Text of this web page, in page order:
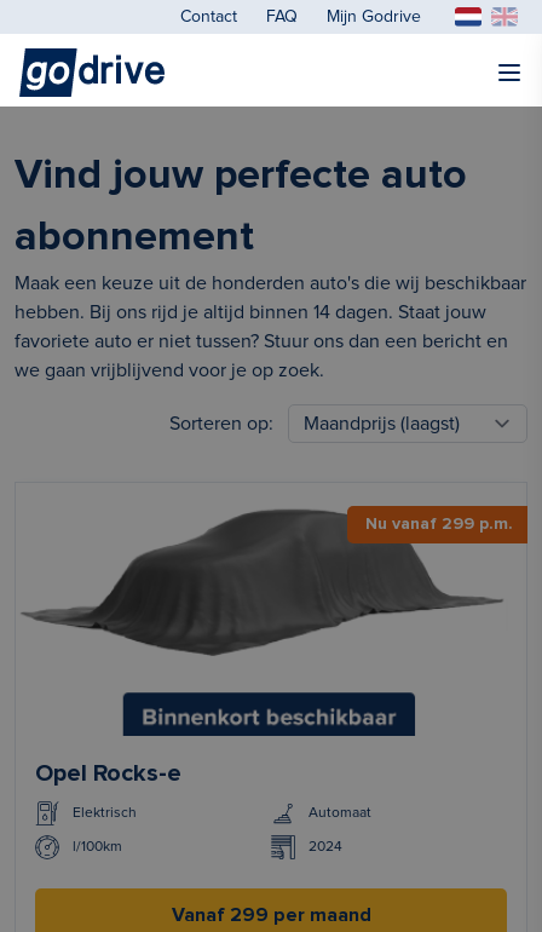
Contact FAQ Mijn Godrive
Vind jouw perfecte auto
abonnement
Maak een keuze uit de honderden auto's die wij beschikbaar
hebben. Bij ons rijd je altijd binnen 14 dagen. Staat jouw
favoriete auto er niet tussen? Stuur ons dan een bericht en
we gaan vrijblijvend voor je op zoek.
Sorteren op:
Nu vanaf 299 p.m.
Opel Rocks-e
Elektrisch Automaat
l/100km 2024
Vanaf 299 per maand